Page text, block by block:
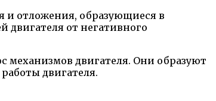
и отложения, образующиеся в
двигателя от негативного
механизмов двигателя. Они образуют
двигателя.